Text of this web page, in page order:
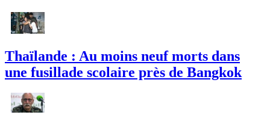
Thaïlande : Au moins neuf morts dans
une fusillade scolaire près de Bangkok